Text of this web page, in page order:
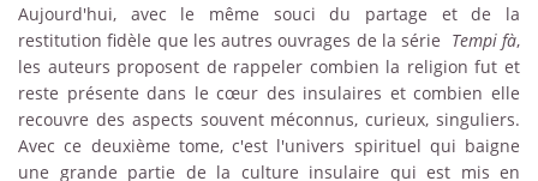
Aujourd'hui, avec le même souci du partage et de la
restitution fidèle que les autres ouvrages de la série Tempi fà,
les auteurs proposent de rappeler combien la religion fut et
reste présente dans le cœur des insulaires et combien elle
recouvre des aspects souvent méconnus, curieux, singuliers.
Avec ce deuxième tome, c'est l'univers spirituel qui baigne
une grande partie de la culture insulaire qui est mis en